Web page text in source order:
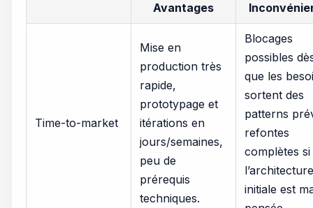
Avantages
Time-to-market
Mise en
production très
rapide,
prototypage et
itérations en
jours/semaines,
peu de
prérequis
techniques.
Blocages
possibles
que les
sortent des
patterns
refontes
complètes si
l’architecture
initiale est